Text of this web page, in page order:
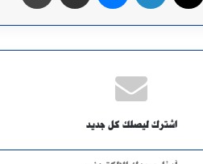
اشترك ليصلك كل جديد